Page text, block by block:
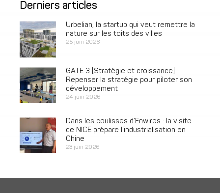
Derniers articles
Urbelian, la startup qui veut remettre la
nature sur les toits des villes
25 juin 2026
GATE 3 [Stratégie et croissance]
Repenser la stratégie pour piloter son
développement
24 juin 2026
Dans les coulisses d’Enwires : la visite
de NICE prépare l’industrialisation en
Chine
23 juin 2026